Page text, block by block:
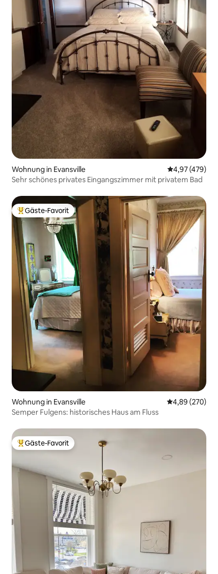
Wohnung in Evansville
4,97 (479)
Sehr schönes privates Eingangszimmer mit privatem Bad
Beliebter Gäste-Favorit.
Gäste-Favorit
Wohnung in Evansville
4,89 (270)
Semper Fulgens: historisches Haus am Fluss
Beliebter Gäste-Favorit.
Gäste-Favorit